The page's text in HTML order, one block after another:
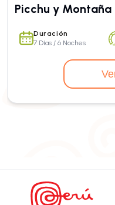
Picchu y Montaña
Duración
7 Días / 6 Noches